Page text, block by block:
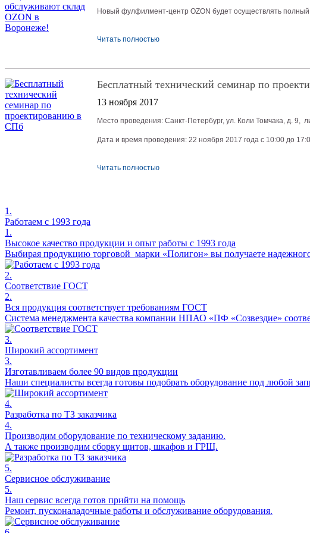
Новый фулфилмент-центр OZON будет осуществлять
Читать полностью
Бесплатный технический семинар по
13 ноября 2017
Место проведения: Санкт-Петербург, ул. Коли Томчака, д. 9,
Дата и время проведения: 22 ноября 2017 года с 10:00 до
Читать полностью
1.
Работаем с 1993 года
1.
Высокое качество продукции и опыт работы с 1993 года
Выбирая продукцию торговой марки «Полигон» вы получаете надежного
2.
Соответствие ГОСТ
2.
Вся продукция соответствует требованиям ГОСТ
Система менеджмента качества компании НПАО «ПФ «Созвездие»
3.
Широкий ассортимент
3.
Изготавливаем более 90 видов продукции
Наши специалисты всегда готовы подобрать оборудование под любой
4.
Разработка по ТЗ заказчика
4.
Производим оборудование по техническому заданию.
А также производим сборку щитов, шкафов и ГРЩ.
5.
Сервисное обслуживание
5.
Наш сервис всегда готов прийти на помощь
Ремонт, пусконаладочные работы и обслуживание оборудования.